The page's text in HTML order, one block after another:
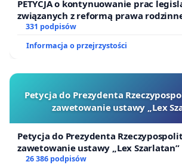
PETYCJA o kontynuowanie prac
związanych z reformą prawa
331 podpisów
Informacja o przejrzystości
Petycja do Prezydenta
zawetowanie ustawy „Lex
Petycja do Prezydenta
zawetowanie ustawy „Lex Szarlatan”
26 386 podpisów